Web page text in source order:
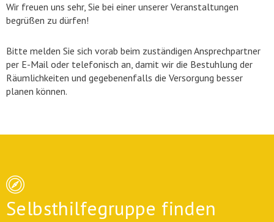
Wir freuen uns sehr, Sie bei einer unserer Veranstaltungen
begrüßen zu dürfen!
Bitte melden Sie sich vorab beim zuständigen Ansprechpartner
per E-Mail oder telefonisch an, damit wir die Bestuhlung der
Räumlichkeiten und gegebenenfalls die Versorgung besser
planen können.
Selbsthilfegruppe finden